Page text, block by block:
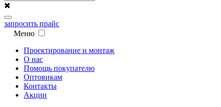
✖
запросить прайс
Меню
Проектирование и монтаж
О нас
Помощь покупателю
Оптовикам
Контакты
Акции